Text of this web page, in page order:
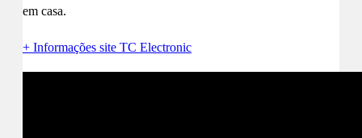
em casa.
+ Informações site TC Electronic